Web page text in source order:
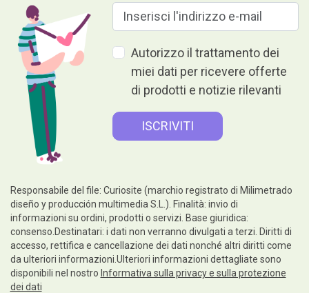
Autorizzo il trattamento dei
miei dati per ricevere offerte
di prodotti e notizie rilevanti
Responsabile del file: Curiosite (marchio registrato di Milimetrado
diseño y producción multimedia S.L.). Finalità: invio di
informazioni su ordini, prodotti o servizi. Base giuridica:
consenso.Destinatari: i dati non verranno divulgati a terzi. Diritti di
accesso, rettifica e cancellazione dei dati nonché altri diritti come
da ulteriori informazioni.Ulteriori informazioni dettagliate sono
disponibili nel nostro Informativa sulla privacy e sulla protezione
dei dati